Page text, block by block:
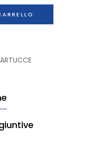
capacità